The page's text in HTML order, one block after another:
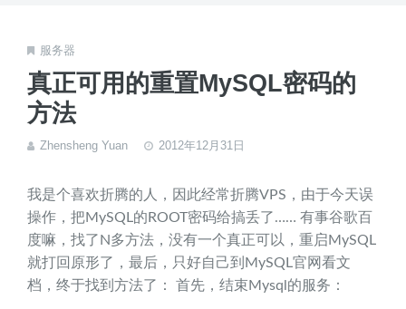
服务器
真正可用的重置MySQL密码的
方法
Zhensheng Yuan 2012年12月31日
我是个喜欢折腾的人，因此经常折腾VPS，由于今天误
操作，把MySQL的ROOT密码给搞丢了…… 有事谷歌百
度嘛，找了N多方法，没有一个真正可以，重启MySQL
就打回原形了，最后，只好自己到MySQL官网看文
档，终于找到方法了： 首先，结束Mysql的服务：